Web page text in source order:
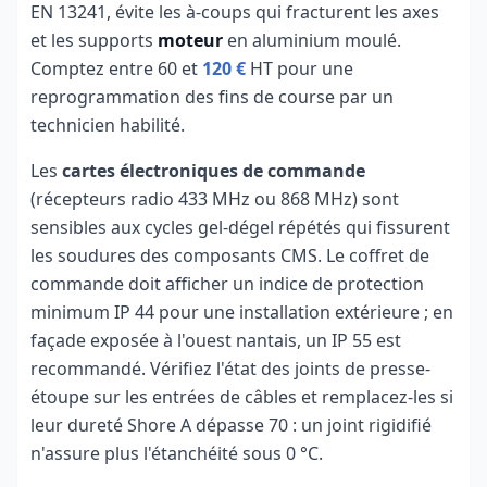
EN 13241, évite les à-coups qui fracturent les axes
et les supports moteur en aluminium moulé.
Comptez entre 60 et 120 € HT pour une
reprogrammation des fins de course par un
technicien habilité.
Les cartes électroniques de commande
(récepteurs radio 433 MHz ou 868 MHz) sont
sensibles aux cycles gel-dégel répétés qui fissurent
les soudures des composants CMS. Le coffret de
commande doit afficher un indice de protection
minimum IP 44 pour une installation extérieure ; en
façade exposée à l'ouest nantais, un IP 55 est
recommandé. Vérifiez l'état des joints de presse-
étoupe sur les entrées de câbles et remplacez-les si
leur dureté Shore A dépasse 70 : un joint rigidifié
n'assure plus l'étanchéité sous 0 °C.